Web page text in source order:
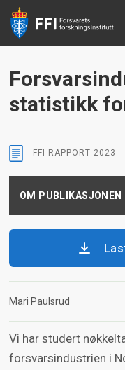
Hopp til hovedinnhold
statistikk
FFI-RAPPORT 2023
OM PUBLIKASJONEN
Mari Paulsrud
Vi har studert
forsvarsindustrien i